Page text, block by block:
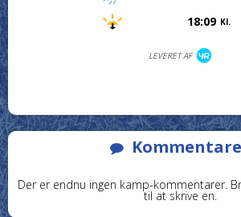
18:09 Kl.
LEVERET AF
Der er endnu ingen kamp-kommentarer.
til at skrive en.